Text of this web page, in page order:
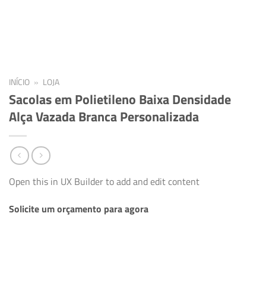
INÍCIO » LOJA
Sacolas em Polietileno Baixa Densidade
Alça Vazada Branca Personalizada
Open this in UX Builder to add and edit content
Solicite um orçamento para agora